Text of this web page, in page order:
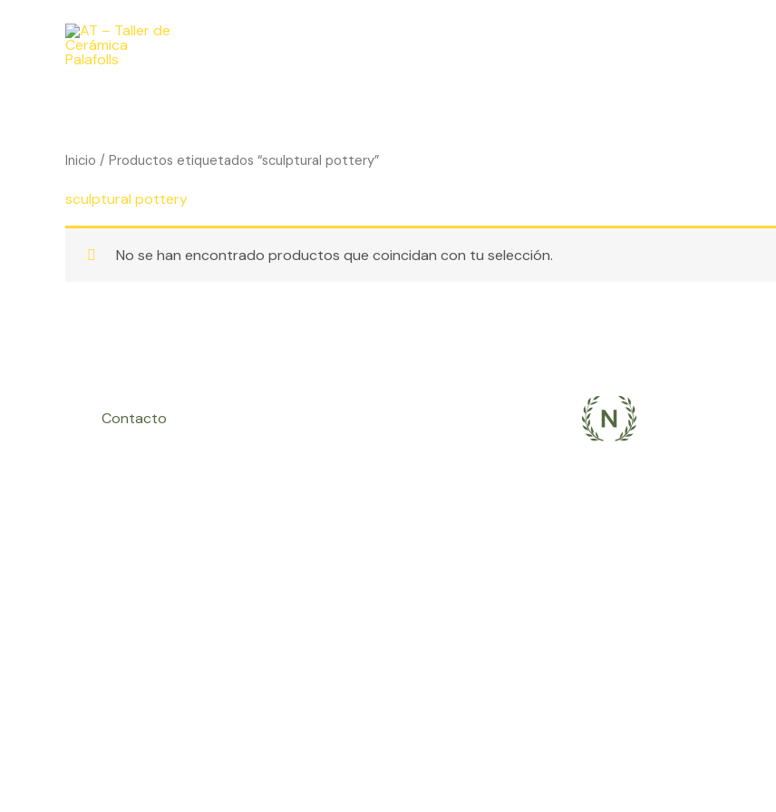
contenido
Inicio / Productos etiquetados “sculptural pottery”
sculptural pottery
No se han encontrado productos que coincidan con tu selección.
Contacto